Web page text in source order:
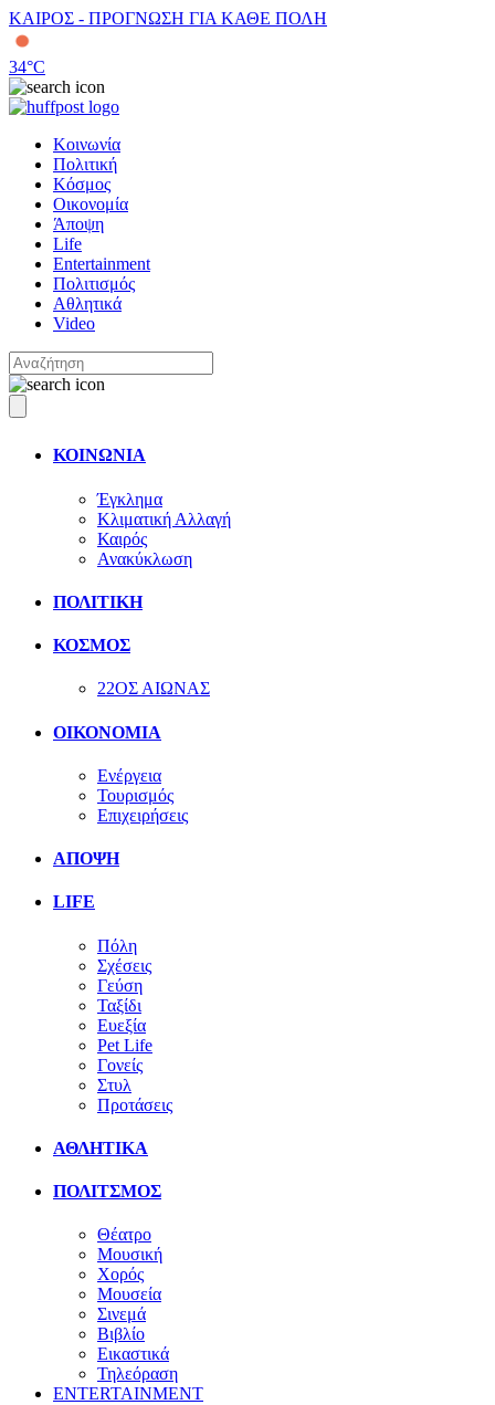
ΚΑΙΡΟΣ - ΠΡΟΓΝΩΣΗ ΓΙΑ ΚΑΘΕ ΠΟΛΗ
34°C
Κοινωνία
Πολιτική
Κόσμος
Οικονομία
Άποψη
Life
Entertainment
Πολιτισμός
Αθλητικά
Video
ΚΟΙΝΩΝΙΑ
Έγκλημα
Κλιματική Αλλαγή
Καιρός
Ανακύκλωση
ΠΟΛΙΤΙΚΗ
ΚΟΣΜΟΣ
22ΟΣ ΑΙΩΝΑΣ
ΟΙΚΟΝΟΜΙΑ
Ενέργεια
Τουρισμός
Επιχειρήσεις
ΑΠΟΨΗ
LIFE
Πόλη
Σχέσεις
Γεύση
Ταξίδι
Ευεξία
Pet Life
Γονείς
Στυλ
Προτάσεις
ΑΘΛΗΤΙΚΑ
ΠΟΛΙΤΣΜΟΣ
Θέατρο
Μουσική
Χορός
Μουσεία
Σινεμά
Βιβλίο
Εικαστικά
Τηλεόραση
ENTERTAINMENT